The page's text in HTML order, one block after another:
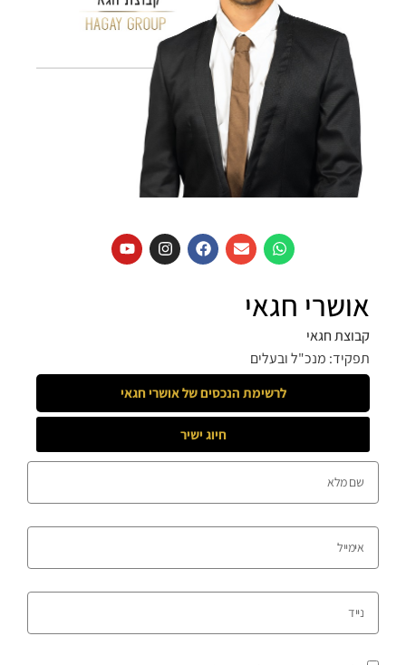
אושרי חגאי
קבוצת חגאי
תפקיד: מנכ"ל ובעלים
לרשימת הנכסים שלאושרי חגאי
חיוג ישיר